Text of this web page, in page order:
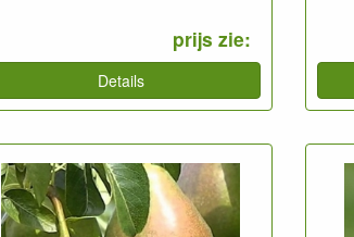
prijs zie:
Details